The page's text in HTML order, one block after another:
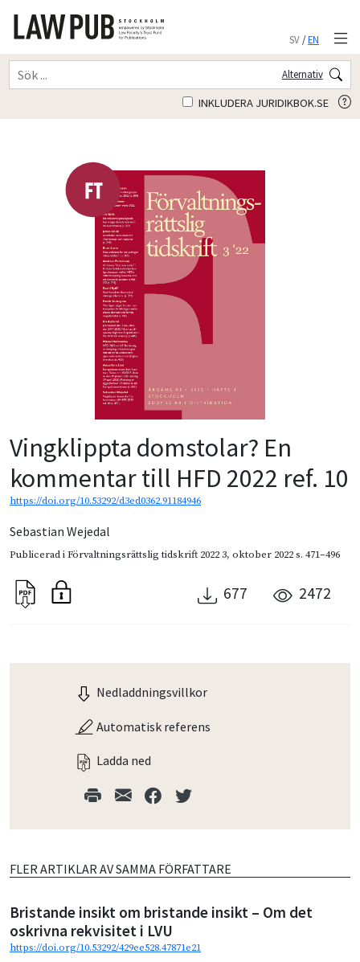
SV/EN
Alternativ
INKLUDERA JURIDIKBOK.SE
Vingklippta domstolar? En
kommentar till HFD 2022 ref. 10
https://doi.org/10.53292/d3ed0362.91184946
Sebastian Wejedal
Publicerad iFörvaltningsrättslig tidskrift 2022 3, oktober 2022s. 471–496
677 2472
Nedladdningsvillkor
Automatisk referens
Ladda ned
FLER ARTIKLAR AV SAMMA FÖRFATTARE
Bristande insikt om bristande insikt – Om det
oskrivna rekvisitet i LVU
https://doi.org/10.53292/429ee528.47871e21